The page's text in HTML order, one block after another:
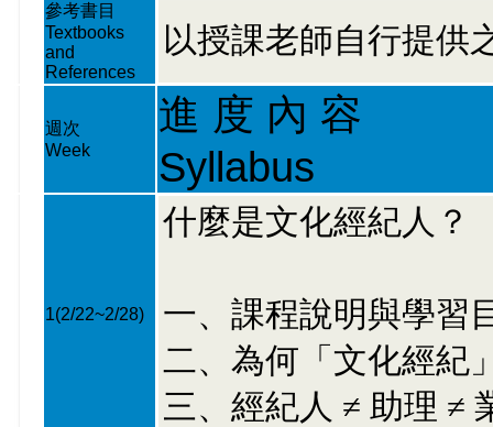
參考書目
Textbooks
and
References
以授課老師自行提供
週次
Week
進 度 內 容
Syllabus
1(2/22~2/28)
什麼是文化經紀人？
一、課程說明與學習
二、為何「文化經紀
三、經紀人 ≠ 助理 ≠